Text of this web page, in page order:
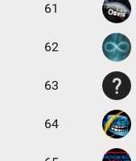
61
62
63
64